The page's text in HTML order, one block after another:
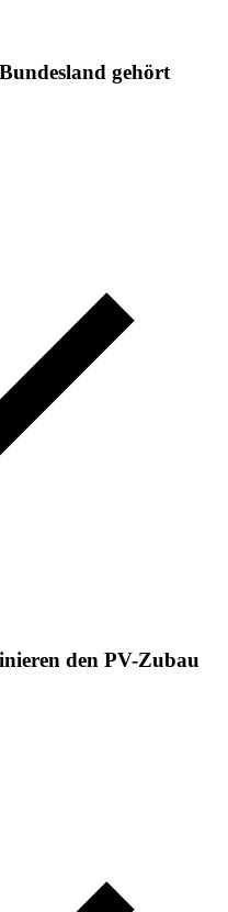
gehört
den PV-Zubau